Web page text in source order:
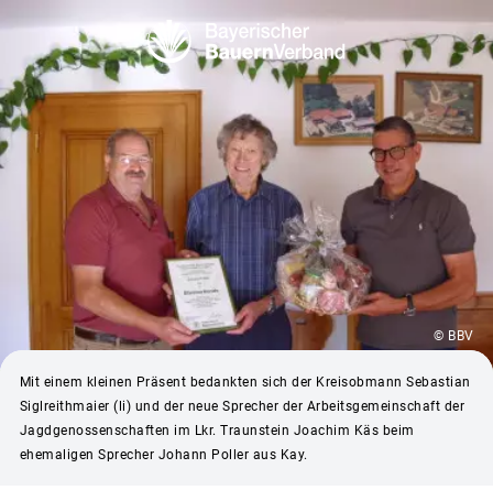
© BBV
Mit einem kleinen Präsent bedankten sich der Kreisobmann Sebastian
Siglreithmaier (li) und der neue Sprecher der Arbeitsgemeinschaft der
Jagdgenossenschaften im Lkr. Traunstein Joachim Käs beim
ehemaligen Sprecher Johann Poller aus Kay.